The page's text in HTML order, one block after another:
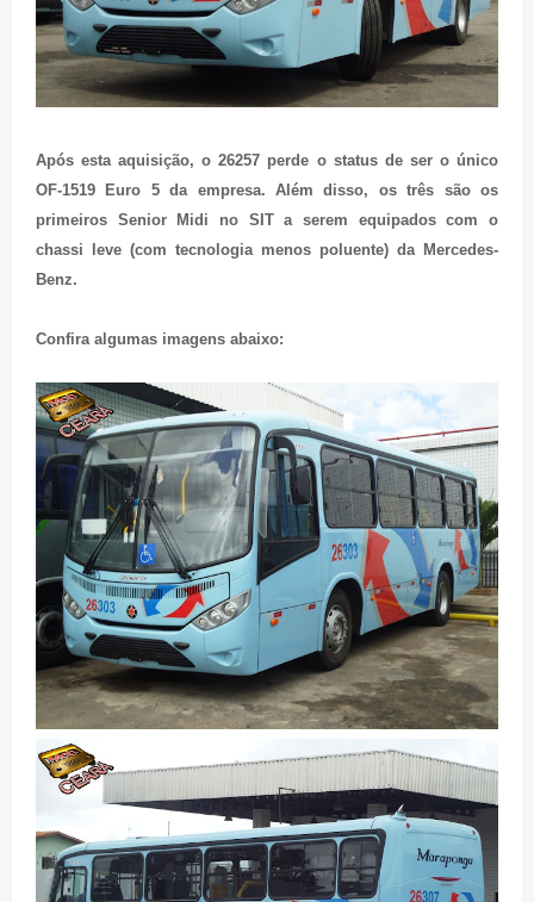
Após esta aquisição, o 26257 perde o status de ser o único
OF-1519 Euro 5 da empresa. Além disso, os três são os
primeiros Senior Midi no SIT a serem equipados com o
chassi leve (com tecnologia menos poluente) da Mercedes-
Benz.
Confira algumas imagens abaixo: